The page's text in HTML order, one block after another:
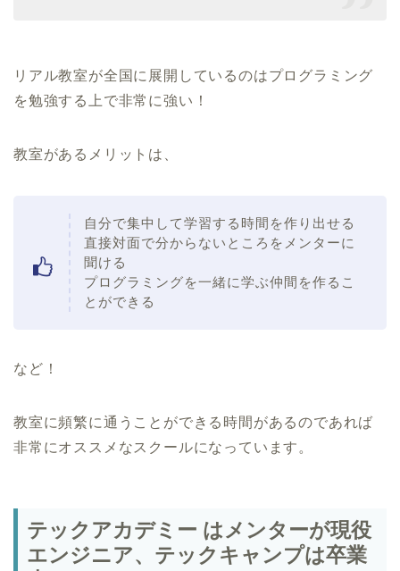
リアル教室が全国に展開しているのはプログラミング
を勉強する上で非常に強い！
教室があるメリットは、
自分で集中して学習する時間を作り出せる
直接対面で分からないところをメンターに
聞ける
プログラミングを一緒に学ぶ仲間を作るこ
とができる
など！
教室に頻繁に通うことができる時間があるのであれば
非常にオススメなスクールになっています。
テックアカデミー はメンターが現役
エンジニア、テックキャンプは卒業